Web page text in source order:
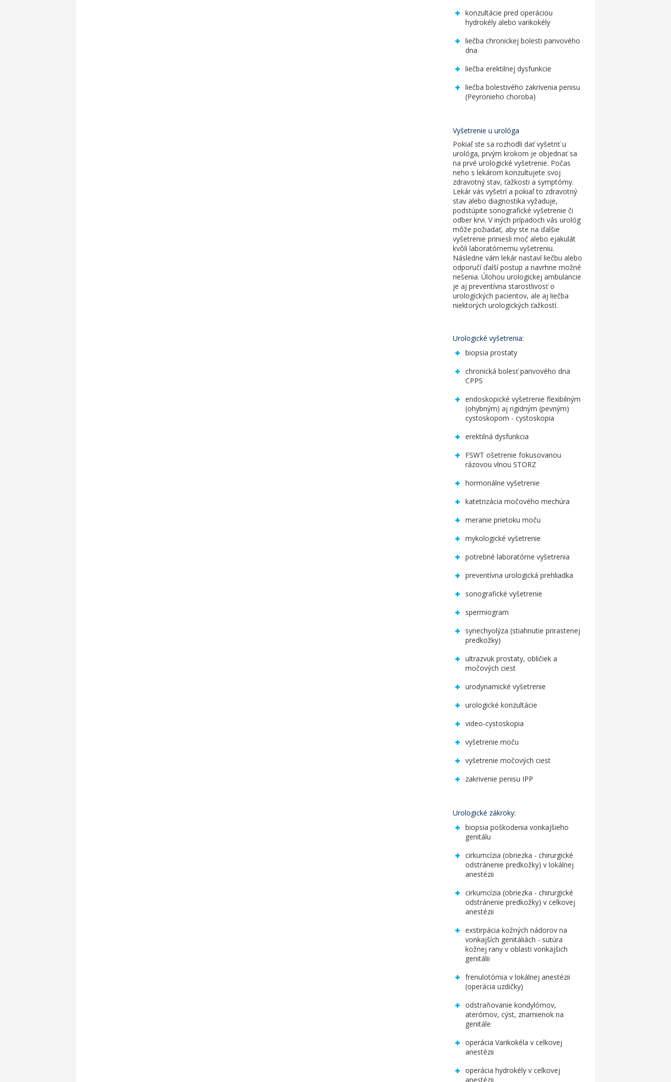
konzultácie pred operáciou
hydrokély alebo varikokély
liečba chronickej bolesti panvového
dna
liečba erektilnej dysfunkcie
liečba bolestivého zakrivenia penisu
(Peyronieho choroba)
Vyšetrenie u urológa
Pokiaľ ste sa rozhodli dať vyšetriť u
urológa, prvým krokom je objednať sa
na prvé urologické vyšetrenie. Počas
neho s lekárom konzultujete svoj
zdravotný stav, ťažkosti a symptómy.
Lekár vás vyšetrí a pokiaľ to zdravotný
stav alebo diagnostika vyžaduje,
podstúpite sonografické vyšetrenie či
odber krvi. V iných prípadoch vás urológ
môže požiadať, aby ste na ďalšie
vyšetrenie priniesli moč alebo ejakulát
kvôli laboratórnemu vyšetreniu.
Následne vám lekár nastaví liečbu alebo
odporučí ďalší postup a navrhne možné
riešenia. Úlohou urologickej ambulancie
je aj preventívna starostlivosť o
urologických pacientov, ale aj liečba
niektorých urologických ťažkostí.
Urologické vyšetrenia:
biopsia prostaty
chronická bolesť panvového dna
CPPS
endoskopické vyšetrenie flexibilným
(ohybným) aj rigidným (pevným)
cystoskopom - cystoskopia
erektilná dysfunkcia
FSWT ošetrenie fokusovanou
rázovou vlnou STORZ
hormonálne vyšetrenie
katetrizácia močového mechúra
meranie prietoku moču
mykologické vyšetrenie
potrebné laboratórne vyšetrenia
preventívna urologická prehliadka
sonografické vyšetrenie
spermiogram
synechyolýza (stiahnutie prirastenej
predkožky)
ultrazvuk prostaty, obličiek a
močových ciest
urodynamické vyšetrenie
urologické konzultácie
video-cystoskopia
vyšetrenie moču
vyšetrenie močových ciest
zakrivenie penisu IPP
Urologické zákroky:
biopsia poškodenia vonkajšieho
genitálu
cirkumcízia (obriezka - chirurgické
odstránenie predkožky) v lokálnej
anestézii
cirkumcízia (obriezka - chirurgické
odstránenie predkožky) v celkovej
anestézii
exstirpácia kožných nádorov na
vonkajších genitáliách - sutúra
kožnej rany v oblasti vonkajšich
genitálii
frenulotómia v lokálnej anestézii
(operácia uzdičky)
odstraňovanie kondylómov,
aterómov, cýst, znamienok na
genitále
operácia Varikokéla v celkovej
anestézii
operácia hydrokély v celkovej
anestézii